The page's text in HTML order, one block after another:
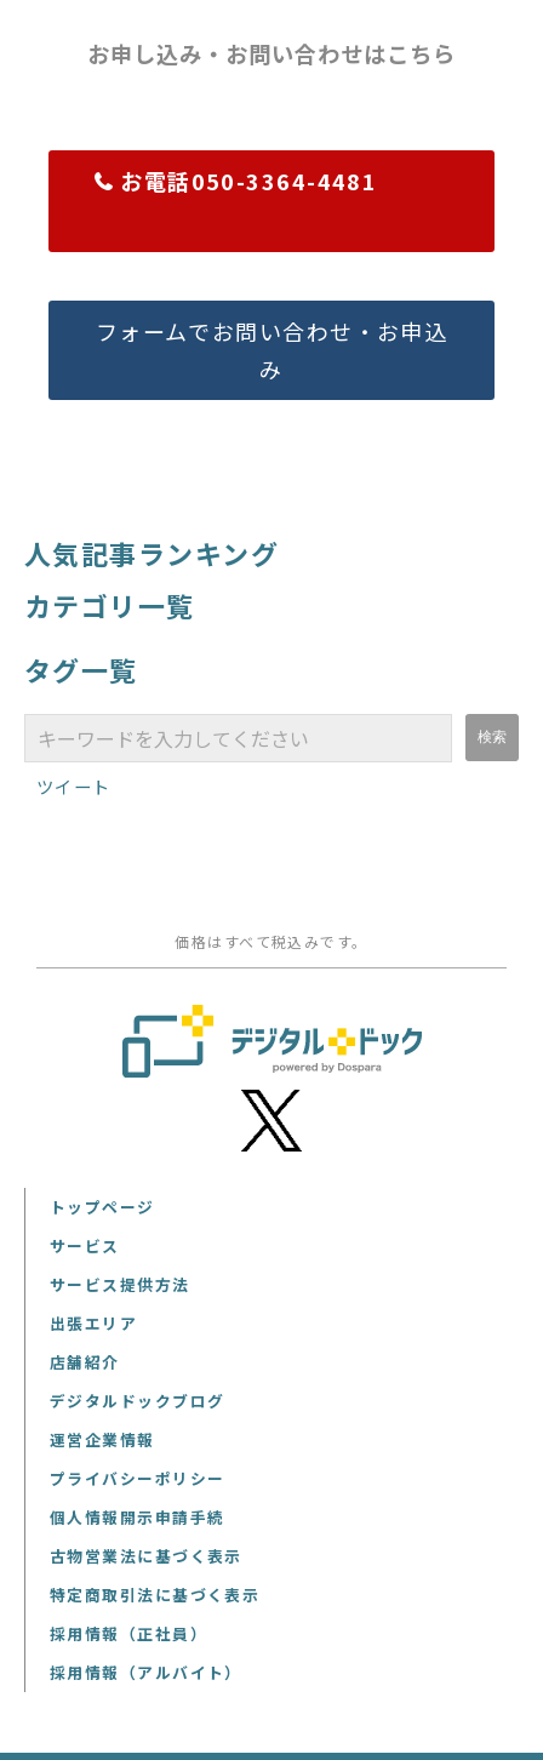
お申し込み・お問い合わせはこちら
お電話050-3364-4481
フォームでお問い合わせ・お申込
み
人気記事ランキング
カテゴリ一覧
タグ一覧
ツイート
価格はすべて税込みです。
トップページ
サービス
サービス提供方法
出張エリア
店舗紹介
デジタルドックブログ
運営企業情報
プライバシーポリシー
個人情報開示申請手続
古物営業法に基づく表示
特定商取引法に基づく表示
採用情報（正社員）
採用情報（アルバイト）